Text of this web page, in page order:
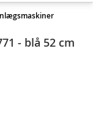
- blå 52 cm